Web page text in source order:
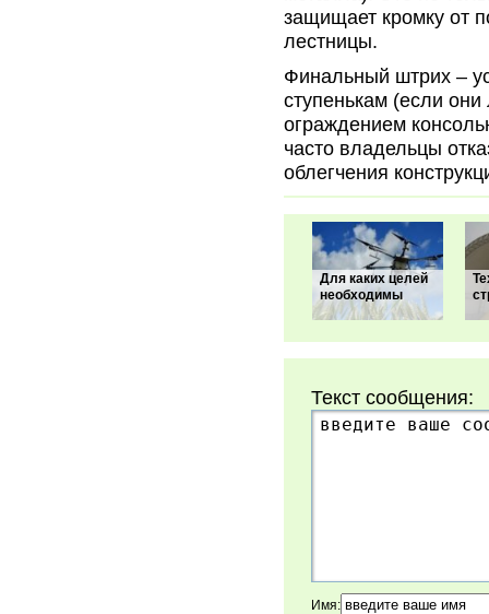
защищает кромку от
лестницы.
Финальный штрих –
ступенькам (если
ограждением
часто владельцы
облегчения
Для каких целей
необходимы
Текст сообщения:
Имя: